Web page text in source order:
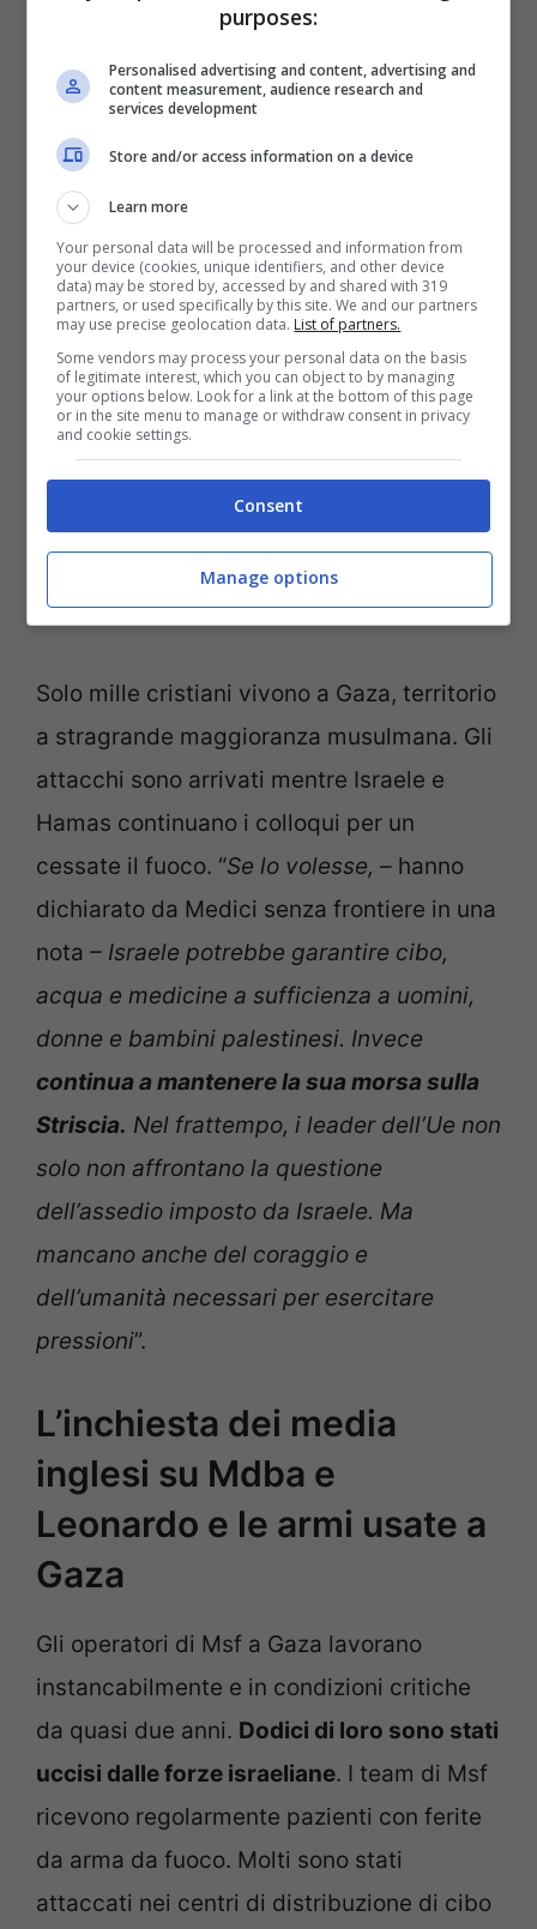
Bombardata a Gaza la Chiesa della Sacra Famiglia, ferito
padre Romanelli (X FOTO) – Notizie.com
Prendere di mira un luogo sacro “
palese affronto alla dignità umanae una
grave violazione della sacralità della vita e
dell’inviolabilità dei luoghi religiosi, che
dovrebbero fungere da rifugi sicuri in
tempo di guerra
Vaticano in una nota. Negli ultimi 18 mesi
della sua vita, Papa Francesco ha spesso
chiamato, ogni sera alle ore 19, l’unica
chiesa cattolica nella Striscia.
Solo mille cristiani vivono a Gaza, territorio
a stragrande maggioranza musulmana. Gli
attacchi sono arrivati mentre Israele e
Hamas continuano i colloqui per un
cessate il fuoco. “Se lo volesse, – hanno
dichiarato da Medici senza frontiere in una
nota – Israele potrebbe garantire cibo,
acqua e medicine a sufficienza a uomini,
donne e bambini palestinesi. Invece
continua a mantenere la sua morsa sulla
Striscia. Nel frattempo, i leader dell’Ue non
solo non affrontano la questione
dell’assedio imposto da Israele. Ma
mancano anche del coraggio e
dell’umanità necessari per esercitare
pressioni”.
L’inchiesta dei media
inglesi su Mdba e
Leonardo e le armi usate a
Gaza
Gli operatori di Msf a Gaza lavorano
instancabilmente e in condizioni critiche
da quasi due anni. Dodici di loro sono stati
uccisi dalle forze israeliane. I team di Msf
ricevono regolarmente pazienti con ferite
da arma da fuoco. Molti sono stati
attaccati nei centri di distribuzione di cibo
purposes:
Personalised advertising and content, advertising and
content measurement, audience research and
services development
Store and/or access information on a device
Learn more
Your personal data will be processed and information from
your device (cookies, unique identifiers, and other device
data) may be stored by, accessed by and shared with 319
partners, or used specifically by this site. We and our partners
may use precise geolocation data. List of partners.
Some vendors may process your personal data on the basis
of legitimate interest, which you can object to by managing
your options below. Look for a link at the bottom of this page
or in the site menu to manage or withdraw consent in privacy
and cookie settings.
Consent
Manage options